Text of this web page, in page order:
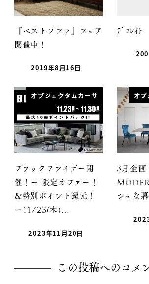
『ベストソファ』フェア
開催中！
2019年8月16日
ﾃﾞｺﾚｲﾄ
オブジェクタムカーサ
ブラックフライデー開
催！ー 限定オファー！
＆特別ポイント還元！
ー11/23(木)…
2023年11月20日
オ
3月企
シュな
この投稿へのコメ